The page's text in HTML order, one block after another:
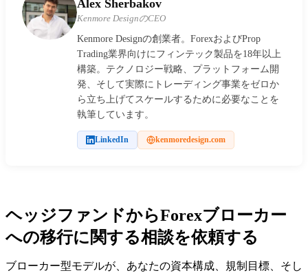
Alex Sherbakov
Kenmore DesignのCEO
Kenmore Designの創業者。ForexおよびProp
Trading業界向けにフィンテック製品を18年以上
構築。テクノロジー戦略、プラットフォーム開
発、そして実際にトレーディング事業をゼロか
ら立ち上げてスケールするために必要なことを
執筆しています。
LinkedIn kenmoredesign.com
ヘッジファンドからForexブローカー
への移行に関する相談を依頼する
ブローカー型モデルが、あなたの資本構成、規制目標、そし